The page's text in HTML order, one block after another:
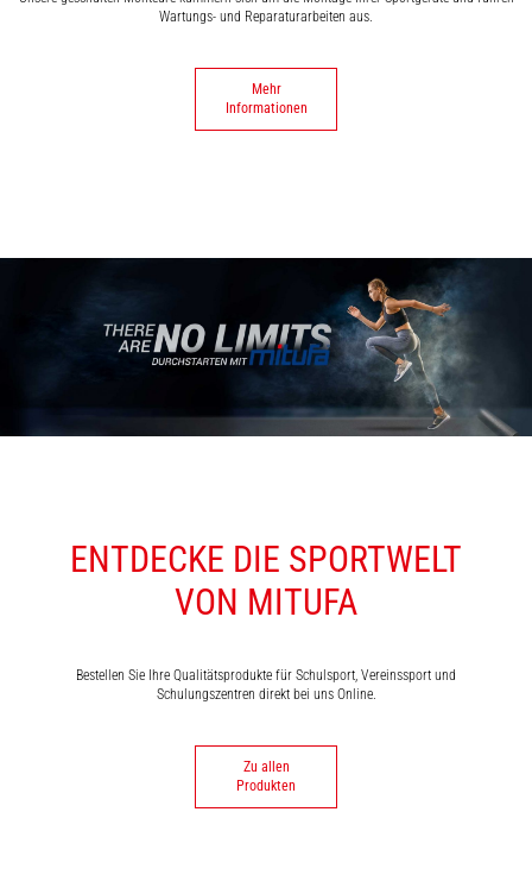
Wartungs- und Reparaturarbeiten aus.
Mehr
Informationen
ENTDECKE DIE SPORTWELT
VON MITUFA
Bestellen Sie Ihre Qualitätsprodukte für Schulsport, Vereinssport und
Schulungszentren direkt bei uns Online.
Zu allen
Produkten